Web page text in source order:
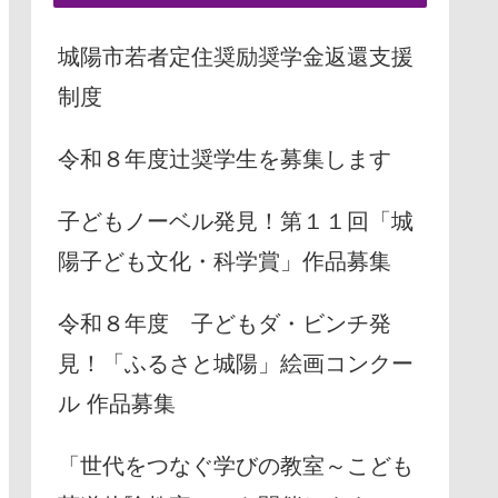
城陽市若者定住奨励奨学金返還支援
制度
令和８年度辻奨学生を募集します
子どもノーベル発見！第１１回「城
陽子ども文化・科学賞」作品募集
令和８年度 子どもダ・ビンチ発
見！「ふるさと城陽」絵画コンクー
ル 作品募集
「世代をつなぐ学びの教室～こども